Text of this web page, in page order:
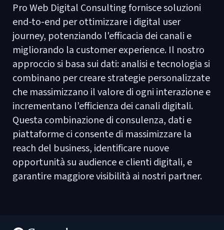
Pro Web Digital Consulting fornisce soluzioni
end-to-end per ottimizzare i digital user
journey, potenziando l'efficacia dei canali e
migliorando la customer experience. Il nostro
approccio si basa sui dati: analisi e tecnologia si
combinano per creare strategie personalizzate
che massimizzano il valore di ogni interazione e
incrementano l’efficienza dei canali digitali.
Questa combinazione di consulenza, dati e
piattaforme ci consente di massimizzare la
reach del business, identificare nuove
opportunità su audience e clienti digitali, e
garantire maggiore visibilità ai nostri partner.